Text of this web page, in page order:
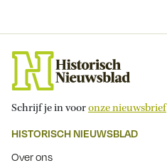
Schrijf je in vooronze nieuwsbrief
HISTORISCH NIEUWSBLAD
Over ons